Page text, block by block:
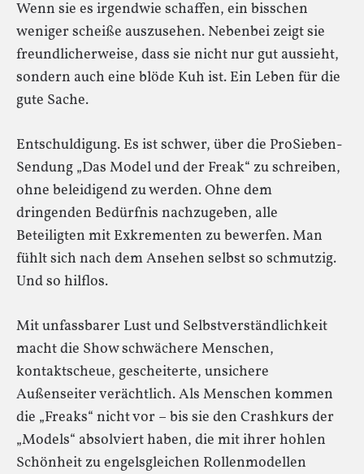
Wenn sie es irgendwie schaffen, ein bisschen
weniger scheiße auszusehen. Nebenbei zeigt sie
freundlicherweise, dass sie nicht nur gut aussieht,
sondern auch eine blöde Kuh ist. Ein Leben für die
gute Sache.
Entschuldigung. Es ist schwer, über die ProSieben-
Sendung „Das Model und der Freak“ zu schreiben,
ohne beleidigend zu werden. Ohne dem
dringenden Bedürfnis nachzugeben, alle
Beteiligten mit Exkrementen zu bewerfen. Man
fühlt sich nach dem Ansehen selbst so schmutzig.
Und so hilflos.
Mit unfassbarer Lust und Selbstverständlichkeit
macht die Show schwächere Menschen,
kontaktscheue, gescheiterte, unsichere
Außenseiter verächtlich. Als Menschen kommen
die „Freaks“ nicht vor – bis sie den Crashkurs der
„Models“ absolviert haben, die mit ihrer hohlen
Schönheit zu engelsgleichen Rollenmodellen